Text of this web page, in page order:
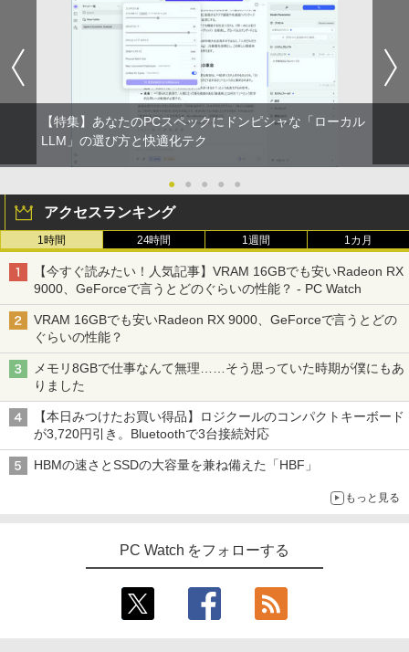
【特集】あなたのPCスペックにドンピシャな「ローカル
LLM」の選び方と快適化テク
● ● ● ● ●
アクセスランキング
1時間 24時間 1週間 1カ月
【今すぐ読みたい！人気記事】VRAM 16GBでも安いRadeon RX
9000、GeForceで言うとどのぐらいの性能？ - PC Watch
VRAM 16GBでも安いRadeon RX 9000、GeForceで言うとどの
ぐらいの性能？
メモリ8GBで仕事なんて無理……そう思っていた時期が僕にもあ
りました
【本日みつけたお買い得品】ロジクールのコンパクトキーボード
が3,720円引き。Bluetoothで3台接続対応
HBMの速さとSSDの大容量を兼ね備えた「HBF」
もっと見る
PC Watch をフォローする